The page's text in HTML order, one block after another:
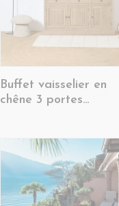
Buffet vaisselier en
chêne 3 portes
VICTORIA